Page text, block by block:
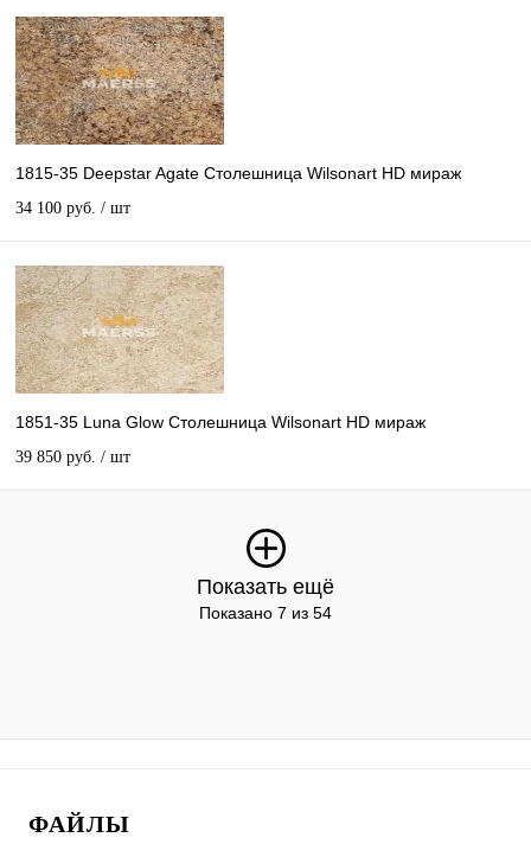
1815-35 Deepstar Agate Столешница Wilsonart HD мираж
34 100 руб. / шт
1851-35 Luna Glow Столешница Wilsonart HD мираж
39 850 руб. / шт
Показать ещё
Показано 7 из 54
ФАЙЛЫ